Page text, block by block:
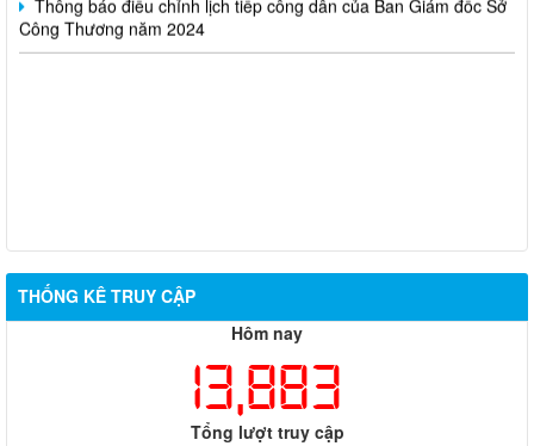
Công Thương năm 2024
THỐNG KÊ TRUY CẬP
Hôm nay
13,883
Tổng lượt truy cập